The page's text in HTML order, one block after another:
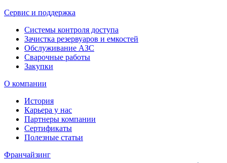
Сервис и поддержка
Системы контроля доступа
Зачистка резервуаров и емкостей
Обслуживание АЗС
Сварочные работы
Закупки
О компании
История
Карьера у нас
Партнеры компании
Сертификаты
Полезные статьи
Франчайзинг